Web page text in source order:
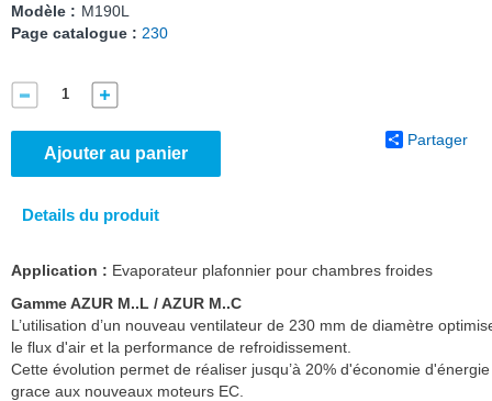
Modèle : M190L
Page catalogue : 230
Ajouter au panier
Partager
Details du produit
Application : Evaporateur plafonnier pour chambres froides
Gamme AZUR M..L / AZUR M..C
L’utilisation d’un nouveau ventilateur de 230 mm de diamètre
le flux d'air et la performance de refroidissement.
Cette évolution permet de réaliser jusqu’à 20% d'économie d'énergie
grace aux nouveaux moteurs EC.